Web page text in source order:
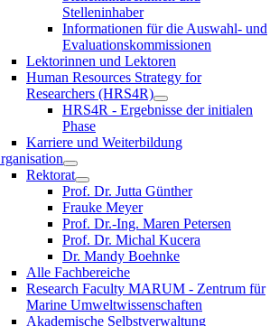
Stelleninhaber
Informationen für die Auswahl- und
Evaluationskommissionen
Lektorinnen und Lektoren
Human Resources Strategy for
Researchers (HRS4R)
HRS4R - Ergebnisse der initialen
Phase
Karriere und Weiterbildung
Rektorat
Prof. Dr. Jutta Günther
Frauke Meyer
Prof. Dr.-Ing. Maren Petersen
Prof. Dr. Michal Kucera
Dr. Mandy Boehnke
Alle Fachbereiche
Research Faculty MARUM - Zentrum für
Marine Umweltwissenschaften
Akademische Selbstverwaltung